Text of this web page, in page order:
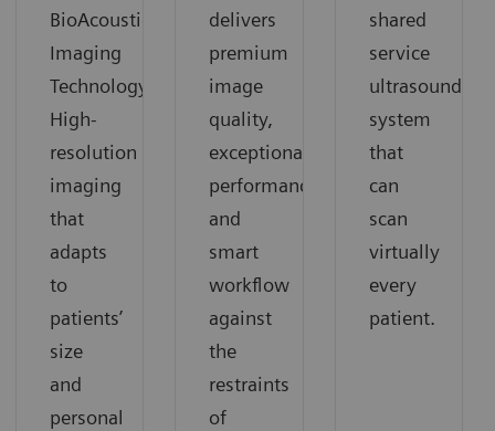
BioAcoustic
Imaging
Technology.
High-
resolution
imaging
that
adapts
to
patients’
size
and
personal
delivers
premium
image
quality,
exceptional
performance
and
smart
workflow
against
the
restraints
of
shared
service
ultrasound
system
that
can
scan
virtually
every
patient.